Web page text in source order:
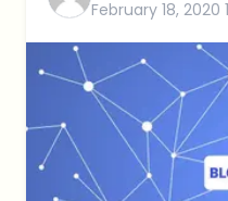
February 18, 2020